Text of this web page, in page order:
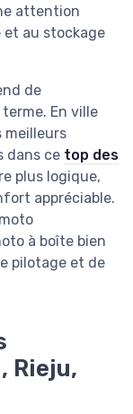
attention
et au stockage
de
En ville
meilleurs
dans ce top des
plus logique,
appréciable.
à boîte bien
pilotage et de
Rieju,